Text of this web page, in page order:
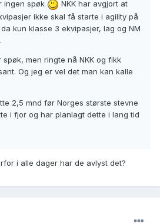
ingen spøk
NKK har avgjort at
ikke skal få starte i agility på
kun klasse 3 ekvipasjer, lag og NM
men ringte nå NKK og fikk
Og jeg er vel det man kan kalle
2,5 mnd før Norges største stevne
i fjor og har planlagt dette i lang tid
i alle dager har de avlyst det?